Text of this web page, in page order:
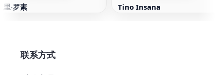
里·罗素 Tino Insana
联系方式